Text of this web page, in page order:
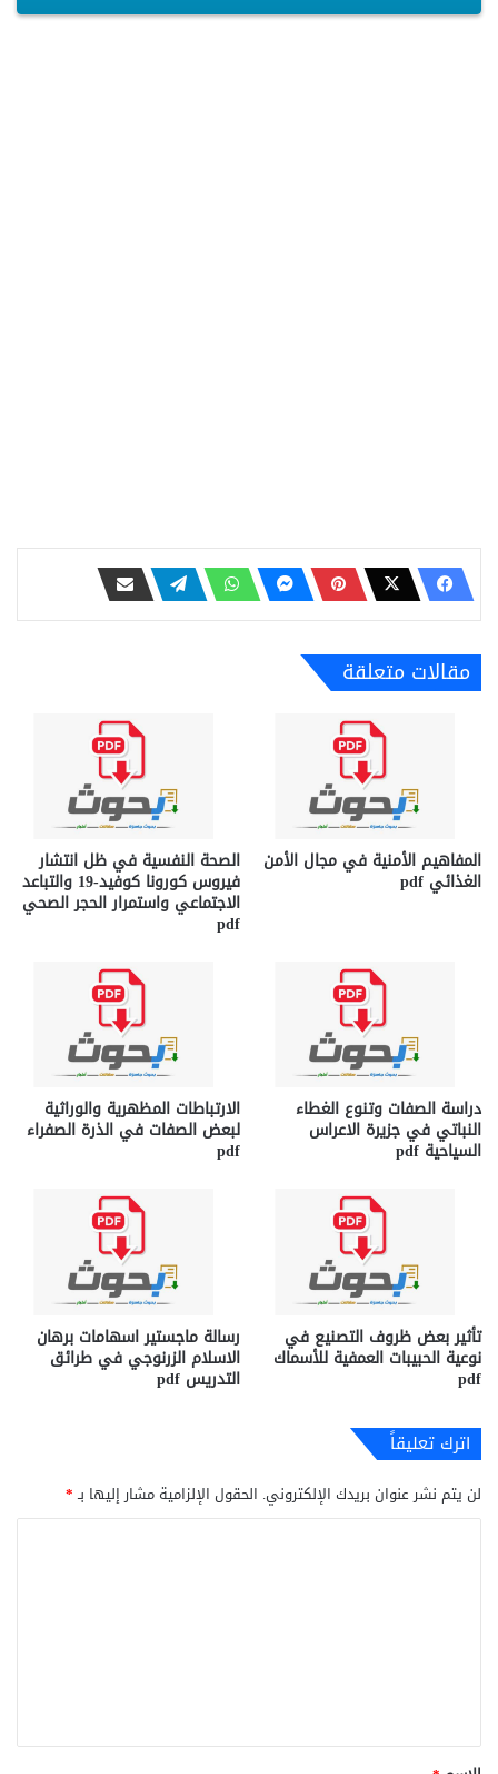
مقالات متعلقة
المفاهيم الأمنية في مجال الأمن
الغذائي pdf
الصحة النفسية في ظل انتشار
فيروس كورونا كوفيد-19 والتباعد
الاجتماعي واستمرار الحجر الصحي
pdf
دراسة الصفات وتنوع الغطاء
النباتي في جزيرة الاعراس
السياحية pdf
الارتباطات المظهرية والوراثية
لبعض الصفات في الذرة الصفراء
pdf
تأثير بعض ظروف التصنيع في
نوعية الحبيبات العمفية للأسماك
pdf
رسالة ماجستير اسهامات برهان
الاسلام الزرنوجي في طرائق
التدريس pdf
اترك تعليقاً
لن يتم نشر عنوان بريدك الإلكتروني. الحقول الإلزامية مشار إليها بـ*
*